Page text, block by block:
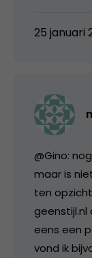
25 januari
@Gino:
maar is
ten
eens een
vond ik